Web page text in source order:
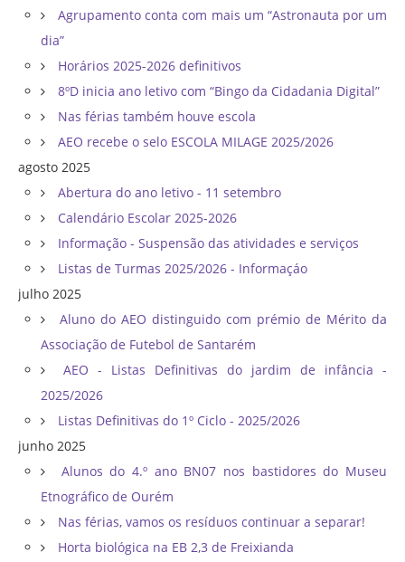
Agrupamento conta com mais um “Astronauta por um
dia”
Horários 2025-2026 definitivos
8ºD inicia ano letivo com “Bingo da Cidadania Digital”
Nas férias também houve escola
AEO recebe o selo ESCOLA MILAGE 2025/2026
agosto 2025
Abertura do ano letivo - 11 setembro
Calendário Escolar 2025-2026
Informação - Suspensão das atividades e serviços
Listas de Turmas 2025/2026 - Informaçáo
julho 2025
Aluno do AEO distinguido com prémio de Mérito da
Associação de Futebol de Santarém
AEO - Listas Definitivas do jardim de infância -
2025/2026
Listas Definitivas do 1º Ciclo - 2025/2026
junho 2025
Alunos do 4.º ano BN07 nos bastidores do Museu
Etnográfico de Ourém
Nas férias, vamos os resíduos continuar a separar!
Horta biológica na EB 2,3 de Freixianda